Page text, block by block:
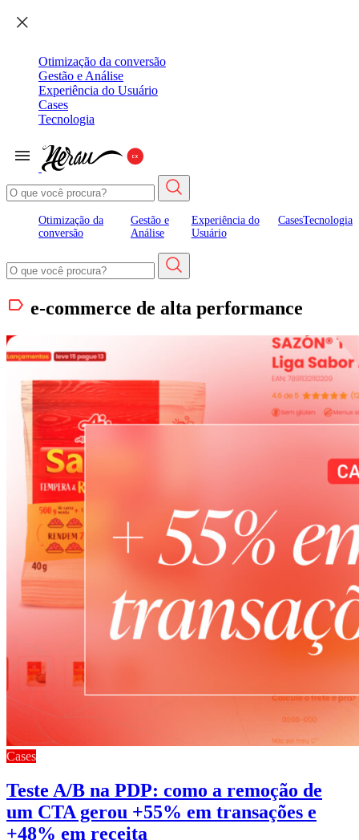
Otimização da conversão
Gestão e Análise
Experiência do Usuário
Cases
Tecnologia
Otimização da
conversão
Gestão e
Análise
Experiência do
Usuário
CasesTecnologia
e-commerce de alta performance
Cases
Teste A/B na PDP: como a remoção de
um CTA gerou +55% em transações e
+48% em receita